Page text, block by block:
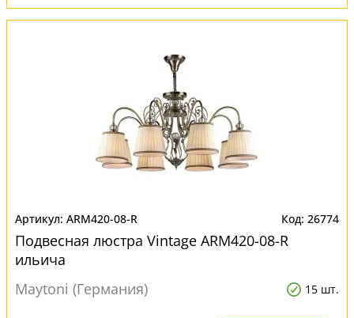
ARM420-08-R 26774
Подвесная люстра Vintage ARM420-08-R
ильича
Maytoni (Германия)
15 шт.